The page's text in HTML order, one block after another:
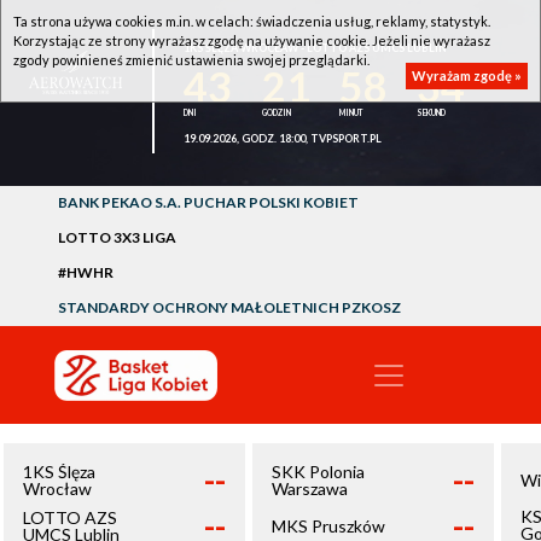
1KS ŚLĘZA WROCŁAW - LOTTO AZS UMCS LUBLIN
34
19.09.2026, GODZ. 18:00, TVPSPORT.PL
BANK PEKAO S.A. PUCHAR POLSKI KOBIET
LOTTO 3X3 LIGA
#HWHR
STANDARDY OCHRONY MAŁOLETNICH PZKOSZ
1KS Ślęza
Wrocław
--
LOTTO AZS
UMCS Lublin
--
SKK Polonia
Warszawa
--
MKS Pruszków --
Ta strona używa cookies m.in. w celach: świadczenia usług, reklamy, statystyk.
Korzystając ze strony wyrażasz zgodę na używanie cookie. Jeżeli nie wyrażasz
zgody powinieneś zmienić ustawienia swojej przeglądarki.
Wyrażam zgodę »